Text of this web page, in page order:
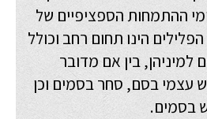
ההתמחות הספציפיים של
הינו תחום רחב וכולל
למיניהן, בין אם מדובר
עצמי בסם, סחר בסמים וכן
בסמים.